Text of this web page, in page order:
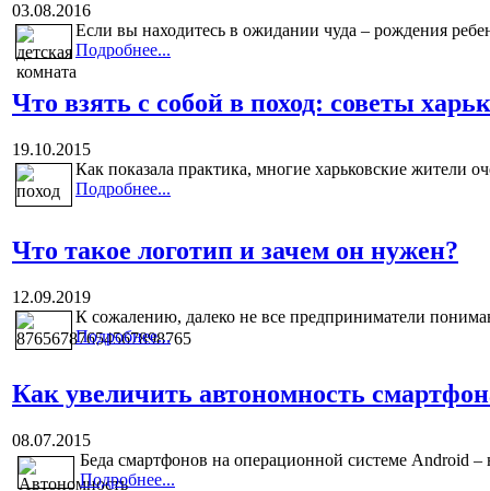
03.08.2016
Если вы находитесь в ожидании чуда – рождения
Подробнее...
Что взять с собой в поход: советы
19.10.2015
Как показала практика, многие харьковские жители
Подробнее...
Что такое логотип и зачем он нужен?
12.09.2019
К сожалению, далеко не все предприниматели
Подробнее...
Как увеличить автономность
08.07.2015
Беда смартфонов на операционной системе Android
Подробнее...